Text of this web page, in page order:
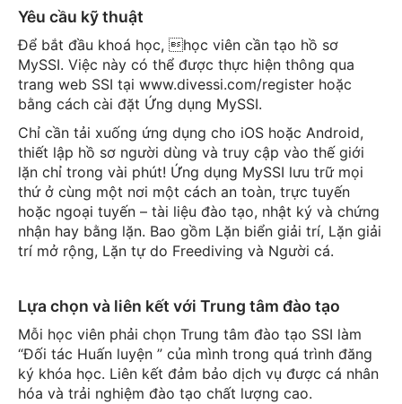
Yêu cầu kỹ thuật
Để bắt đầu khoá học, học viên cần tạo hồ sơ
MySSI. Việc này có thể được thực hiện thông qua
trang web SSI tại www.divessi.com/register hoặc
bằng cách cài đặt Ứng dụng MySSI.
Chỉ cần tải xuống ứng dụng cho iOS hoặc Android,
thiết lập hồ sơ người dùng và truy cập vào thế giới
lặn chỉ trong vài phút! Ứng dụng MySSI lưu trữ mọi
thứ ở cùng một nơi một cách an toàn, trực tuyến
hoặc ngoại tuyến – tài liệu đào tạo, nhật ký và chứng
nhận hay bằng lặn. Bao gồm Lặn biển giải trí, Lặn giải
trí mở rộng, Lặn tự do Freediving và Người cá.
Lựa chọn và liên kết với Trung tâm đào tạo
Mỗi học viên phải chọn Trung tâm đào tạo SSI làm
“Đối tác Huấn luyện ” của mình trong quá trình đăng
ký khóa học. Liên kết đảm bảo dịch vụ được cá nhân
hóa và trải nghiệm đào tạo chất lượng cao.